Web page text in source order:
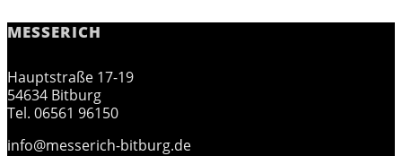
MESSERICH
Hauptstraße 17-19
54634 Bitburg
Tel. 06561 96150
info@messerich-bitburg.de